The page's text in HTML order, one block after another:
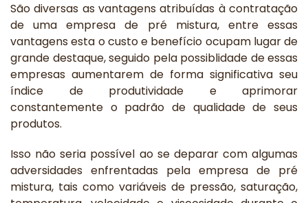
São diversas as vantagens atribuídas à contratação
de uma empresa de pré mistura, entre essas
vantagens esta o custo e benefício ocupam lugar de
grande destaque, seguido pela possiblidade de essas
empresas aumentarem de forma significativa seu
índice de produtividade e aprimorar
constantemente o padrão de qualidade de seus
produtos.
Isso não seria possível ao se deparar com algumas
adversidades enfrentadas pela empresa de pré
mistura, tais como variáveis de pressão, saturação,